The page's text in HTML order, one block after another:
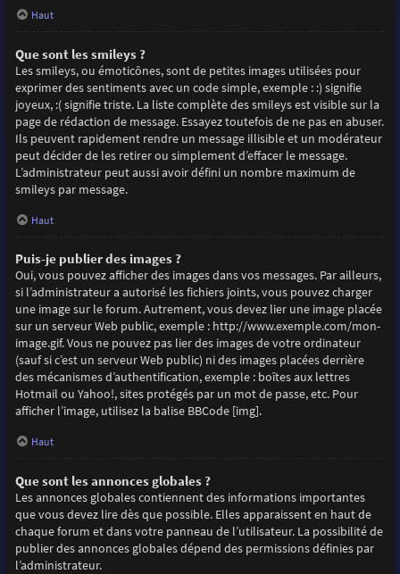
Haut
Que sont les smileys ?
Les smileys, ou émoticônes, sont de petites images utilisées pour
exprimer des sentiments avec un code simple, exemple : :) signifie
joyeux, :( signifie triste. La liste complète des smileys est visible sur la
page de rédaction de message. Essayez toutefois de ne pas en abuser.
Ils peuvent rapidement rendre un message illisible et un modérateur
peut décider de les retirer ou simplement d’effacer le message.
L’administrateur peut aussi avoir défini un nombre maximum de
smileys par message.
Haut
Puis-je publier des images ?
Oui, vous pouvez afficher des images dans vos messages. Par ailleurs,
si l’administrateur a autorisé les fichiers joints, vous pouvez charger
une image sur le forum. Autrement, vous devez lier une image placée
sur un serveur Web public, exemple : http://www.exemple.com/mon-
image.gif. Vous ne pouvez pas lier des images de votre ordinateur
(sauf si c’est un serveur Web public) ni des images placées derrière
des mécanismes d’authentification, exemple : boîtes aux lettres
Hotmail ou Yahoo!, sites protégés par un mot de passe, etc. Pour
afficher l’image, utilisez la balise BBCode [img].
Haut
Que sont les annonces globales ?
Les annonces globales contiennent des informations importantes
que vous devez lire dès que possible. Elles apparaissent en haut de
chaque forum et dans votre panneau de l’utilisateur. La possibilité de
publier des annonces globales dépend des permissions définies par
l’administrateur.